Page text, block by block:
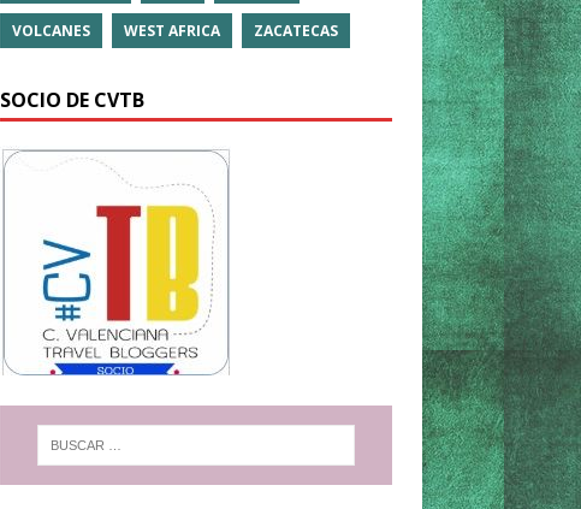
VOLCANES WEST AFRICA ZACATECAS
SOCIO DE CVTB